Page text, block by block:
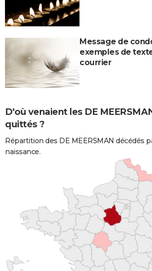
Message de
exemples de
courrier
D'où venaient les DE
quittés ?
Répartition des DE MEERSMAN décédés
naissance.